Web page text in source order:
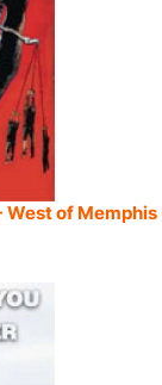
of Memphis